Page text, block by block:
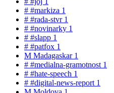
# #markiza 1
# #rada-stvr 1
# #novinarky 1
# #slapp 1
# #patfox 1
M Madagaskar 1
# #medialna-gramotnost 1
# #hate-speech 1
# #digital-news-report 1